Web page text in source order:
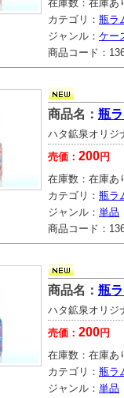
在庫数： 在庫あ
カテゴリ： 瓶ラ
ジャンル： ケー
商品コード：
商品名： 瓶
ハタ鉱泉オリ
売価： 200円
在庫数： 在庫あ
カテゴリ： 瓶ラ
ジャンル： 単品
商品コード：
商品名： 瓶
ハタ鉱泉オリ
売価： 200円
在庫数： 在庫あ
カテゴリ： 瓶ラ
ジャンル： 単品